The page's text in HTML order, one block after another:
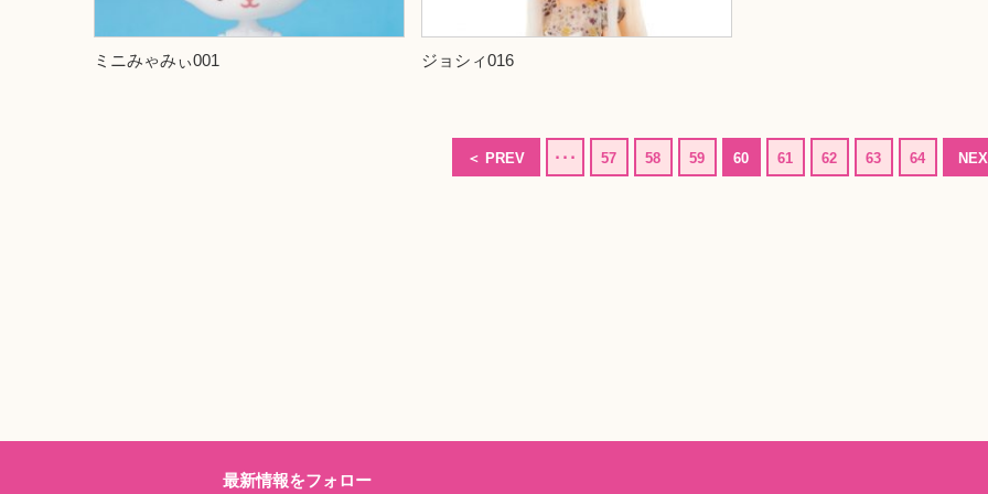
ミニみゃみぃ001 ジョシィ016
＜ PREV ･･･ 57 58 59 60 61 62 63 64
最新情報をフォロー